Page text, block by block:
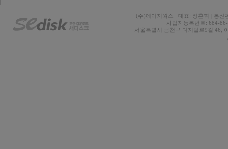
(주)에이지웍스 대표: 정훈휘
통신
사업자등록번호: 684-
서울특별시 금천구 디지털로9길 46,